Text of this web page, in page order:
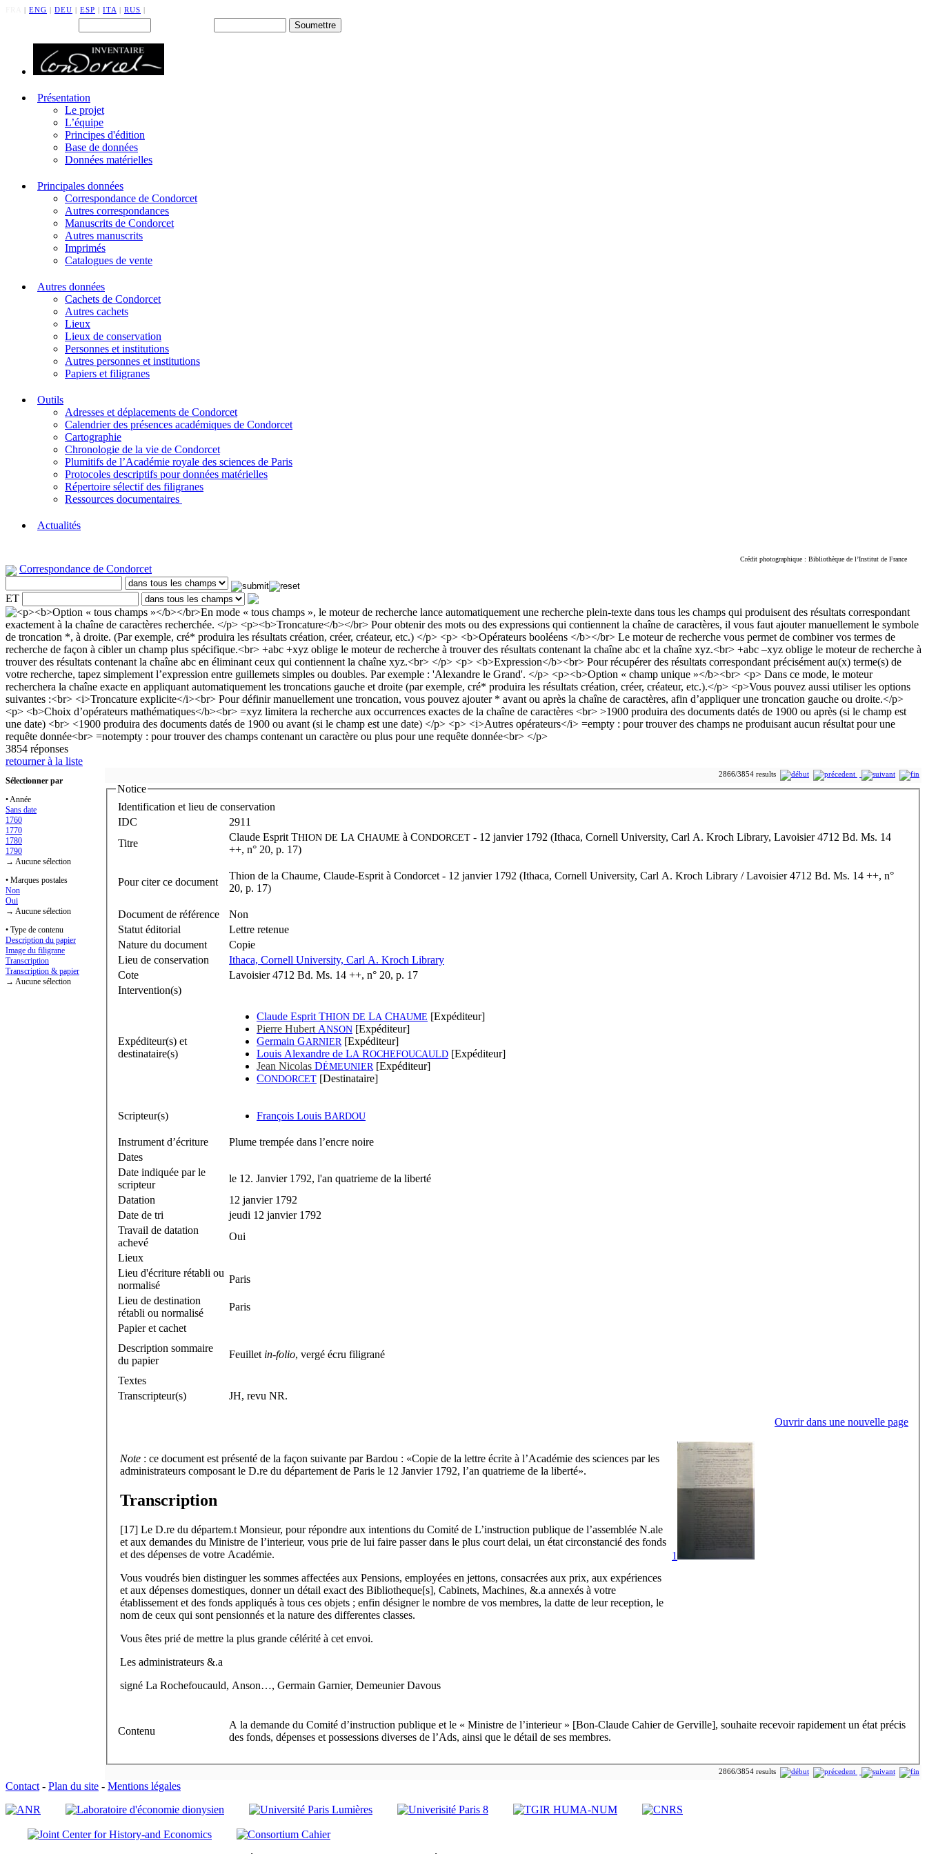
| ENG | DEU | ESP | ITA | RUS |
Présentation
Le projet
L’équipe
Principes d'édition
Base de données
Données matérielles
Principales données
Correspondance de Condorcet
Autres correspondances
Manuscrits de Condorcet
Autres manuscrits
Imprimés
Catalogues de vente
Autres données
Cachets de Condorcet
Autres cachets
Lieux
Lieux de conservation
Personnes et institutions
Autres personnes et institutions
Papiers et filigranes
Outils
Adresses et déplacements de Condorcet
Calendrier des présences académiques de Condorcet
Cartographie
Chronologie de la vie de Condorcet
Plumitifs de l’Académie royale des sciences de Paris
Protocoles descriptifs pour données matérielles
Répertoire sélectif des filigranes
Ressources documentaires
Actualités
Crédit photographique : Bibliothèque de l’Institut de France
Correspondance de Condorcet
ET
3854 réponses
retourner à la liste
Sélectionner par
• Année
Sans date
1760
1770
1780
1790
→ Aucune sélection
• Marques postales
Non
Oui
→ Aucune sélection
• Type de contenu
Description du papier
Image du filigrane
Transcription
Transcription & papier
→ Aucune sélection
2866/3854 results
Notice
Identification et lieu de conservation
IDC
2911
Titre
Claude Esprit THION DE LA CHAUME à CONDORCET - 12 janvier 1792 (Ithaca, Cornell University, Carl A. Kroch Library, Lavoisier 4712 Bd. Ms. 14
++, n° 20, p. 17)
Pour citer ce document
Thion de la Chaume, Claude-Esprit à Condorcet - 12 janvier 1792 (Ithaca, Cornell University, Carl A. Kroch Library / Lavoisier 4712 Bd. Ms. 14 ++, n°
20, p. 17)
Document de référence
Non
Statut éditorial
Lettre retenue
Nature du document
Copie
Lieu de conservation
Ithaca, Cornell University, Carl A. Kroch Library
Cote
Lavoisier 4712 Bd. Ms. 14 ++, n° 20, p. 17
Intervention(s)
Expéditeur(s) et
destinataire(s)
Claude Esprit THION DE LA CHAUME [Expéditeur]
Pierre Hubert ANSON [Expéditeur]
Germain GARNIER [Expéditeur]
Louis Alexandre de LA ROCHEFOUCAULD [Expéditeur]
Jean Nicolas DÉMEUNIER [Expéditeur]
CONDORCET [Destinataire]
Scripteur(s) François Louis BARDOU
Instrument d’écriture
Plume trempée dans l’encre noire
Dates
Date indiquée par le
scripteur
le 12. Janvier 1792, l'an quatrieme de la liberté
Datation
12 janvier 1792
Date de tri
jeudi 12 janvier 1792
Travail de datation
achevé
Oui
Lieux
Lieu d'écriture rétabli ou
normalisé
Paris
Lieu de destination
rétabli ou normalisé
Paris
Papier et cachet
Description sommaire
du papier
Feuillet in-folio, vergé écru filigrané
Textes
Transcripteur(s)
JH, revu NR.
Ouvrir dans une nouvelle page
Note : ce document est présenté de la façon suivante par Bardou :
Copie de la lettre écrite à l’Académie des sciences par les
administrateurs composant le D.re du département de Paris le 12 Janvier 1792, l’an quatrieme de la liberté .
Transcription
[17] Le D.re du départem.t Monsieur, pour répondre aux intentions du Comité de L’instruction publique de l’assemblée N.ale
et aux demandes du Ministre de l’interieur, vous prie de lui faire passer dans le plus court delai, un état circonstancié des fonds
et des dépenses de votre Académie.
Vous voudrés bien distinguer les sommes affectées aux Pensions, employées en jettons, consacrées aux prix, aux expériences
et aux dépenses domestiques, donner un détail exact des Bibliotheque[s], Cabinets, Machines, &.a
établissement et des fonds appliqués à tous ces objets ; enfin désigner le nombre de vos membres, la datte de leur reception, le
nom de ceux qui sont pensionnés et la nature des differentes classes.
Vous êtes prié de mettre la plus grande célérité à cet envoi.
Les administrateurs &.a
signé La Rochefoucauld, Anson…, Germain Garnier, Demeunier Davous
1
Contenu
A la demande du Comité d’instruction publique et le « Ministre de l’interieur » [Bon-Claude Cahier de Gerville], souhaite recevoir rapidement un état précis
des fonds, dépenses et possessions diverses de l’Ads, ainsi que le détail de ses membres.
2866/3854 results
Contact - Plan du site - Mentions légales